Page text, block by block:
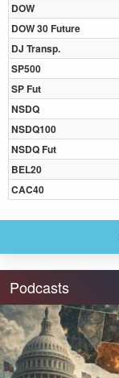
DOW
DOW 30 Future
DJ Transp.
SP500
SP Fut
NSDQ
NSDQ100
NSDQ Fut
BEL20
CAC40
Podcasts